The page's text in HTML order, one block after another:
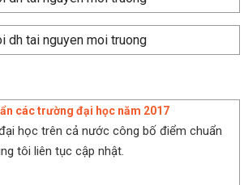
các trường đại học năm 2017
học trên cả nước công bố điểm chuẩn
tôi liên tục cập nhật.